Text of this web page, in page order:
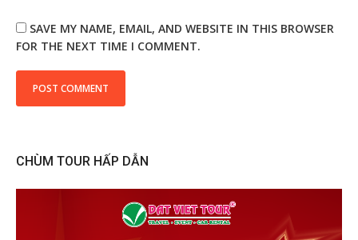
SAVE MY NAME, EMAIL, AND WEBSITE IN THIS BROWSER
FOR THE NEXT TIME I COMMENT.
CHÙM TOUR HẤP DẪN